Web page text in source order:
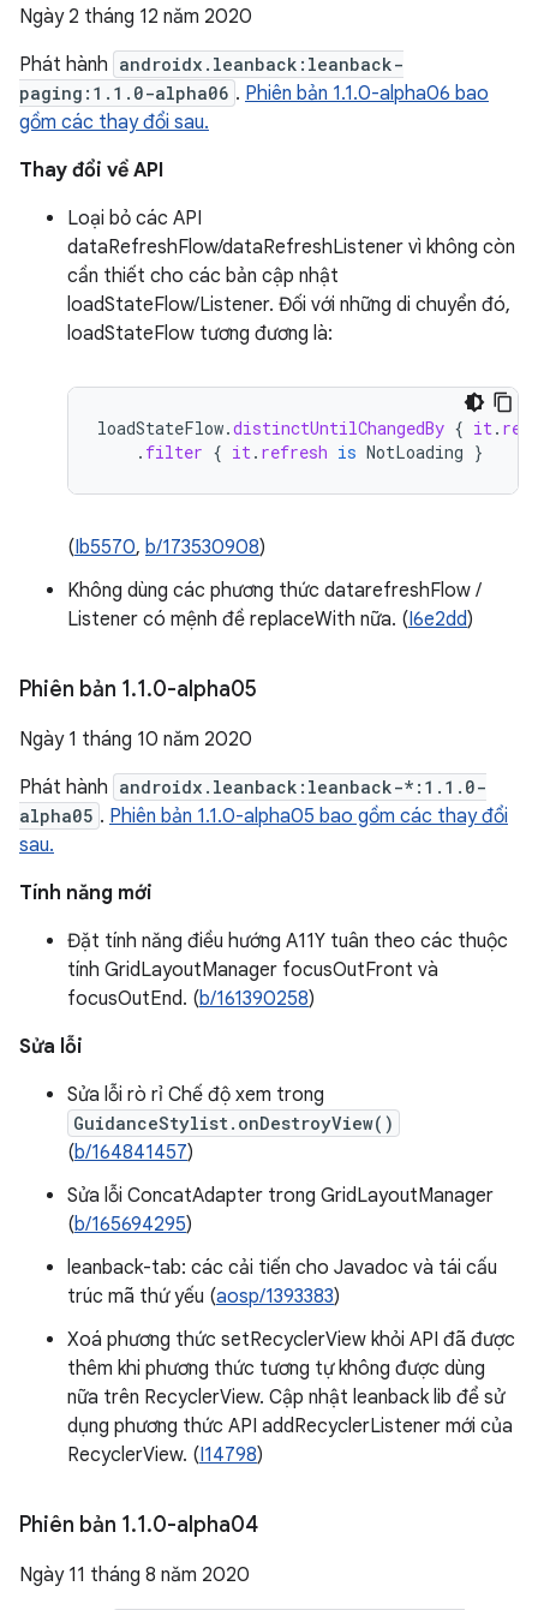
Ngày 2 tháng 12 năm 2020
Phát hành androidx.leanback:leanback-
paging:1.1.0-alpha06 . Phiên bản 1.1.0-alpha06 bao
gồm các thay đổi sau.
Thay đổi về API
Loại bỏ các API
dataRefreshFlow/dataRefreshListener vì không còn
cần thiết cho các bản cập nhật
loadStateFlow/Listener. Đối với những di chuyển đó,
loadStateFlow tương đương là:
loadStateFlow.distinctUntilChangedBy { it.
. filter { it. refresh is NotLoading }
(Ib5570, b/173530908)
Không dùng các phương thức datarefreshFlow /
Listener có mệnh đề replaceWith nữa. (I6e2dd)
Phiên bản 1.1.0-alpha05
Ngày 1 tháng 10 năm 2020
Phát hành androidx.leanback:leanback-*:1.1.0-
alpha05 . Phiên bản 1.1.0-alpha05 bao gồm các thay đổi
sau.
Tính năng mới
Đặt tính năng điều hướng A11Y tuân theo các thuộc
tính GridLayoutManager focusOutFront và
focusOutEnd. (b/161390258)
Sửa lỗi
Sửa lỗi rò rỉ Chế độ xem trong
GuidanceStylist.onDestroyView()
(b/164841457)
Sửa lỗi ConcatAdapter trong GridLayoutManager
(b/165694295)
leanback-tab: các cải tiến cho Javadoc và tái cấu
trúc mã thứ yếu (aosp/1393383)
Xoá phương thức setRecyclerView khỏi API đã được
thêm khi phương thức tương tự không được dùng
nữa trên RecyclerView. Cập nhật leanback lib để sử
dụng phương thức API addRecyclerListener mới của
RecyclerView. (I14798)
Phiên bản 1.1.0-alpha04
Ngày 11 tháng 8 năm 2020